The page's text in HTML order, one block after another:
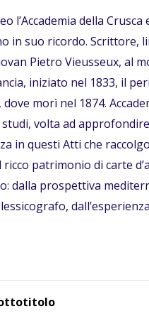
l’Accademia della
in suo ricordo. Scrittore,
Pietro Vieusseux, al
iniziato nel 1833, il
morì nel 1874.
volta ad
in questi Atti che
patrimonio di carte
dalla prospettiva